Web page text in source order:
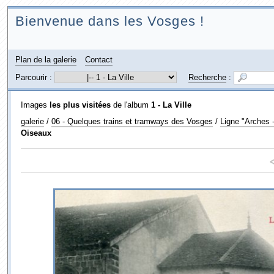
Bienvenue dans les Vosges !
Plan de la galerie
Contact
Parcourir :
Recherche:
Images les plus visitéesde l'album 1 - La Ville
galerie/ 06 - Quelques trains et tramways des Vosges / Ligne "Arches
Oiseaux